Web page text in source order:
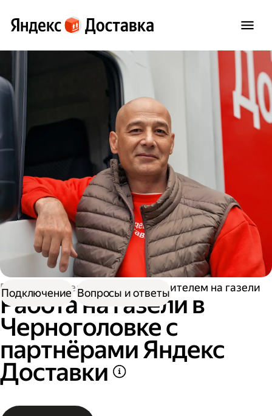
Работа водителем Работа водителем на газели
Работа на газели в
Черноголовке с
партнёрами Яндекс
Доставки
Подключение Вопросы и ответы